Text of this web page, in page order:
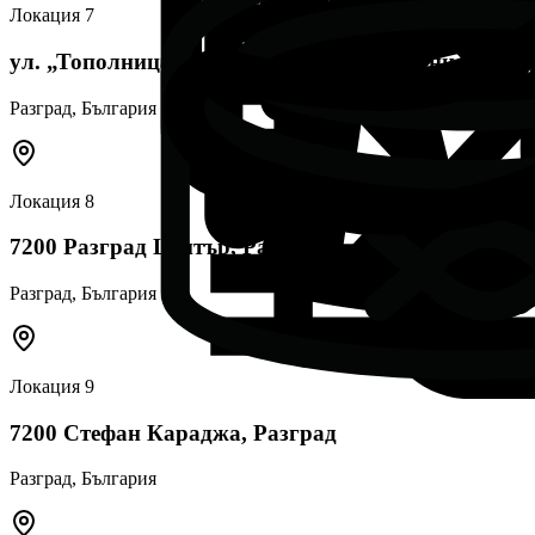
Локация 7
ул. „Тополница“ 5, 7200 ж.к. Освобождение,
Разград, България
Локация 8
7200 Разград Център, Разград
Разград, България
Локация 9
7200 Стефан Караджа, Разград
Разград, България